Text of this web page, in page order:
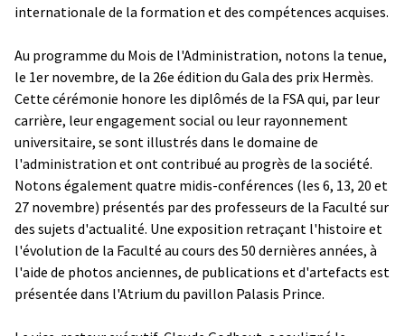
internationale de la formation et des compétences acquises.
Au programme du Mois de l'Administration, notons la tenue,
le 1er novembre, de la 26e édition du Gala des prix Hermès.
Cette cérémonie honore les diplômés de la FSA qui, par leur
carrière, leur engagement social ou leur rayonnement
universitaire, se sont illustrés dans le domaine de
l'administration et ont contribué au progrès de la société.
Notons également quatre midis-conférences (les 6, 13, 20 et
27 novembre) présentés par des professeurs de la Faculté sur
des sujets d'actualité. Une exposition retraçant l'histoire et
l'évolution de la Faculté au cours des 50 dernières années, à
l'aide de photos anciennes, de publications et d'artefacts est
présentée dans l'Atrium du pavillon Palasis Prince.